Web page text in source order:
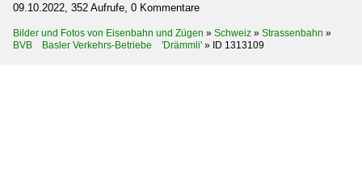
09.10.2022, 352 Aufrufe, 0 Kommentare
Bilder und Fotos von Eisenbahn und Zügen » Schweiz » Strassenbahn »
BVB Basler Verkehrs-Betriebe 'Drämmli' » ID 1313109